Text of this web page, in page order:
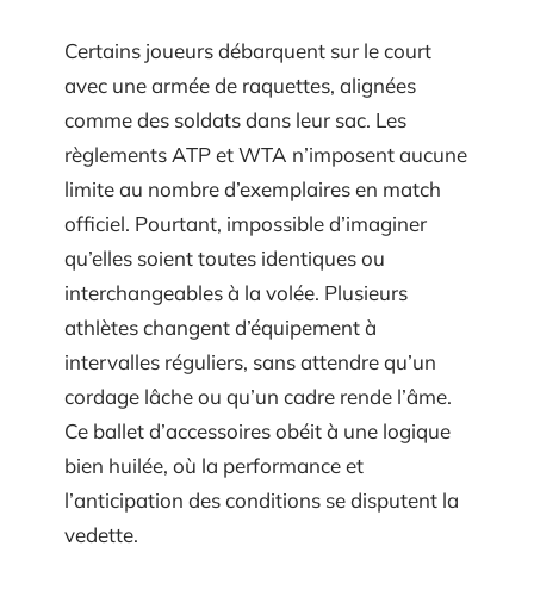
Certains joueurs débarquent sur le court
avec une armée de raquettes, alignées
comme des soldats dans leur sac. Les
règlements ATP et WTA n’imposent aucune
limite au nombre d’exemplaires en match
officiel. Pourtant, impossible d’imaginer
qu’elles soient toutes identiques ou
interchangeables à la volée. Plusieurs
athlètes changent d’équipement à
intervalles réguliers, sans attendre qu’un
cordage lâche ou qu’un cadre rende l’âme.
Ce ballet d’accessoires obéit à une logique
bien huilée, où la performance et
l’anticipation des conditions se disputent la
vedette.